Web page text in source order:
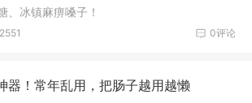
、冰镇麻痹嗓子！
0评论
2551
器！常年乱用，把肠子越用越懒